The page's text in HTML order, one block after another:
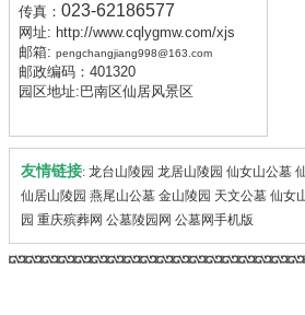
传真： 023-62186577
网址: http://www.cqlygmw.com/xjs
邮箱: pengchangjiang998@163.com
邮政编码：401320
园区地址:巴南区仙居风景区
友情链接: 龙台山陵园 龙居山陵园 仙女山公墓
仙居山陵园 燕尾山公墓 金山陵园 天文公墓 仙女
园 重庆殡葬网 公墓陵园网 公墓网手机版